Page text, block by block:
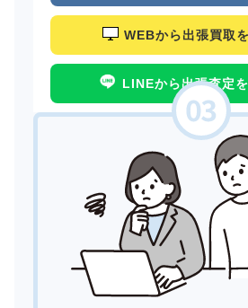
WEBから出張買取
LINEから出張査定